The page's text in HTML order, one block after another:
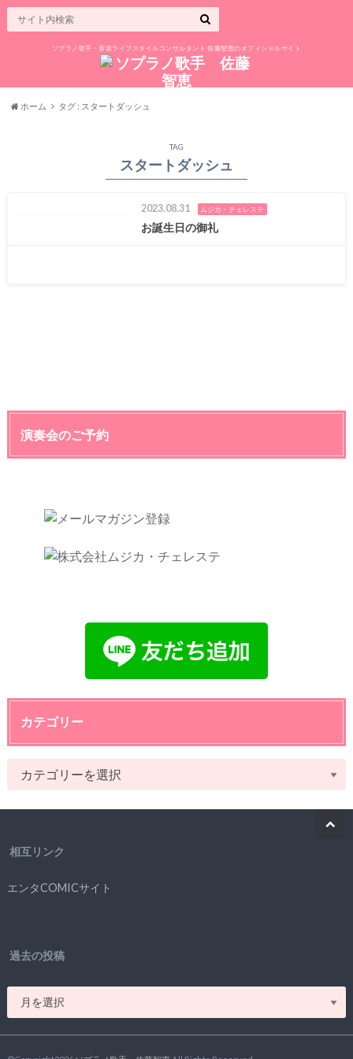
ソプラノ歌手・音楽ライフスタイルコンサルタント 佐藤智恵のオフィシャルサイト
ホーム タグ : スタートダッシュ
TAG
スタートダッシュ
2023.08.31 ムジカ・チェレステ
お誕生日の御礼
演奏会のご予約
カテゴリー
相互リンク
エンタCOMICサイト
過去の投稿